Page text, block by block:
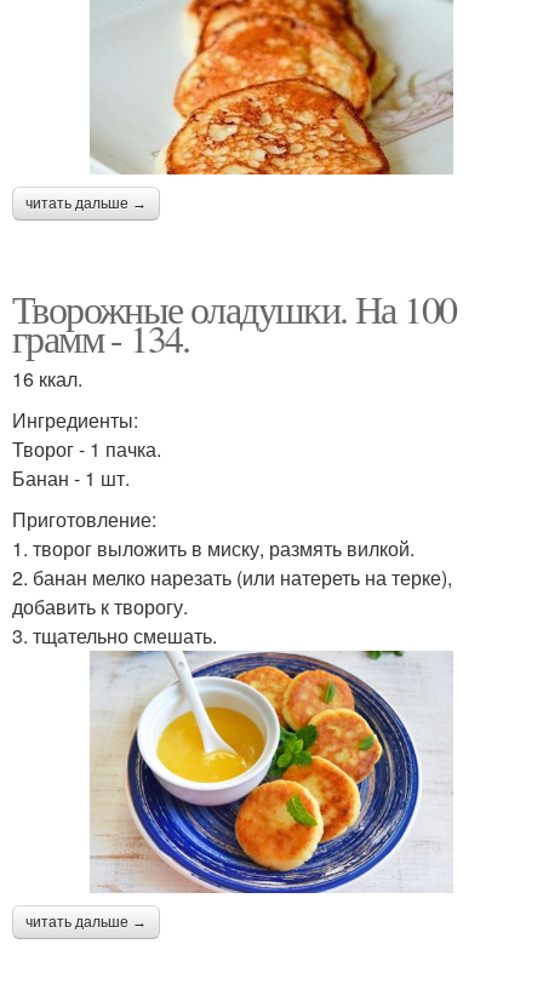
читать дальше →
Творожные оладушки. На 100
грамм - 134.
16 ккал.
Ингредиенты:
Творог - 1 пачка.
Банан - 1 шт.
Приготовление:
1. творог выложить в миску, размять вилкой.
2. банан мелко нарезать (или натереть на терке),
добавить к творогу.
3. тщательно смешать.
читать дальше →